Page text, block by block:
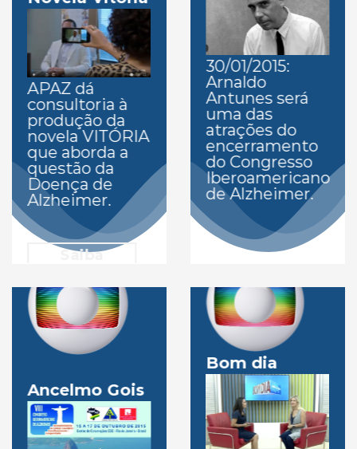
APAZ dá
consultoria à
produção da
novela VITÓRIA
que aborda a
questão da
Doença de
Alzheimer.
Saiba
30/01/2015:
Arnaldo
Antunes será
uma das
atrações do
encerramento
do Congresso
Iberoamericano
de Alzheimer.
Ancelmo Gois
Bom dia